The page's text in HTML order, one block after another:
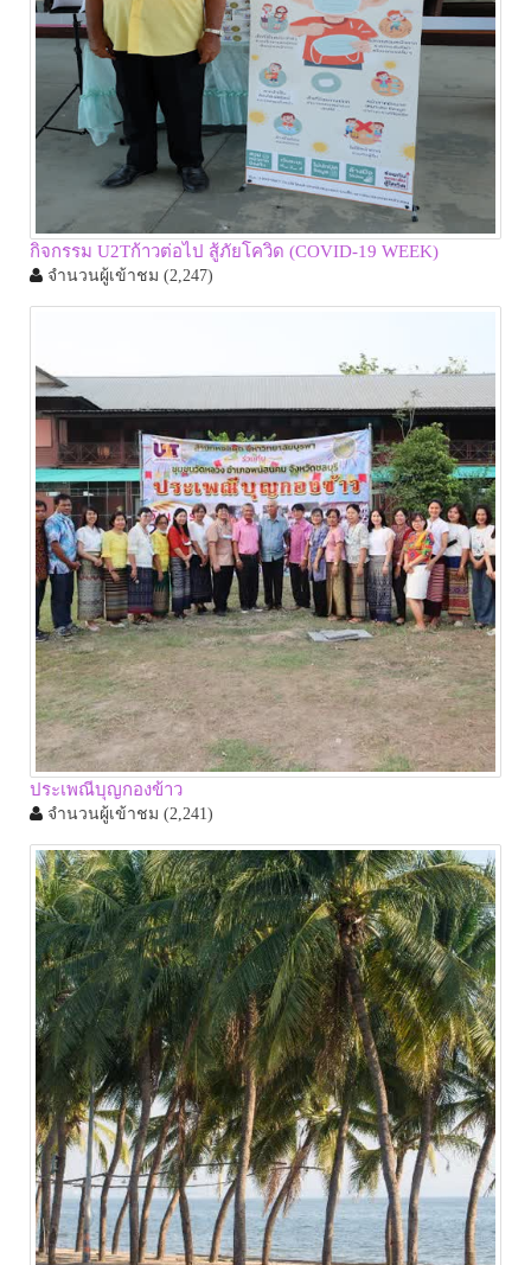
กิจกรรม U2Tก้าวต่อไป สู้ภัยโควิด (COVID-19 WEEK)
จำนวนผู้เข้าชม (2,247)
ประเพณีบุญกองข้าว
จำนวนผู้เข้าชม (2,241)